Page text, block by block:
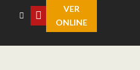
VER
ONLINE